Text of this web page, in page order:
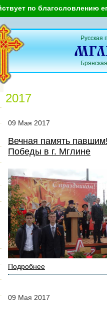
по благословлению
Русская
2017
09 Мая 2017
Вечная память
Победы в г. Мглине
Подробнее
09 Мая 2017